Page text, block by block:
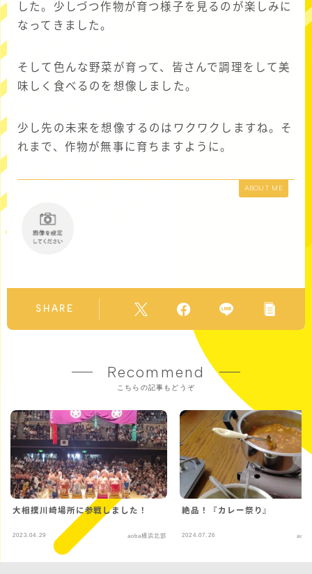
した。少しづつ作物が育つ様子を見るのが楽しみに
なってきました。
そして色んな野菜が育って、皆さんで調理をして美
味しく食べるのを想像しました。
少し先の未来を想像するのはワクワクしますね。そ
れまで、作物が無事に育ちますように。
ABOUT ME
SHARE
Recommend
こちらの記事もどうぞ
大相撲川崎場所に参戦しました！
2023.04.29 aoba横浜北部
絶品！『カレー祭り』
2024.07.26 aoba